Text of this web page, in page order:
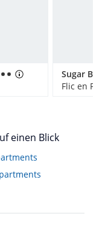
Flic en
einen Blick